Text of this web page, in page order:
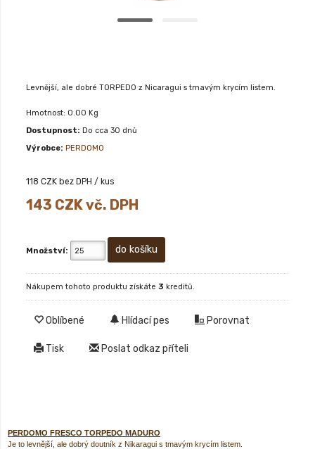
Levnější, ale dobré TORPEDO z Nicaragui s tmavým krycím listem.
Hmotnost: 0.00 Kg
Dostupnost: Do cca 30 dnů
Výrobce: PERDOMO
118 CZK bez DPH / kus
143 CZK vč. DPH
Množství:
Nákupem tohoto produktu získáte 3 kreditů.
Oblíbené Hlídací pes Porovnat
Tisk Poslat odkaz příteli
PERDOMO FRESCO TORPEDO MADURO
Je to levnější, ale dobrý doutník z Nikaragui s tmavým krycím listem.